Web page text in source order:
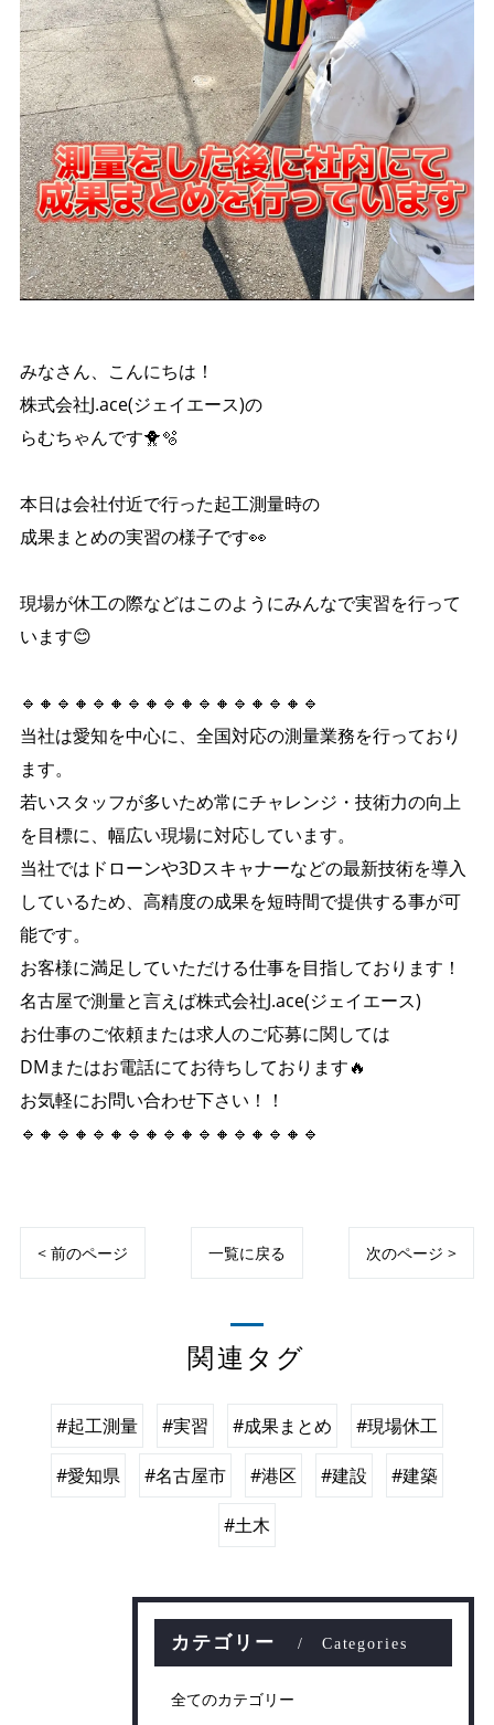
みなさん、こんにちは！
株式会社J.ace(ジェイエース)の
らむちゃんです🐥🫧
本日は会社付近で行った起工測量時の
成果まとめの実習の様子です👀
現場が休工の際などはこのようにみんなで実習を行って
います😊
🔹🔸🔹🔸🔹🔸🔹🔸🔹🔸🔹🔸🔹🔸🔹🔸🔹
当社は愛知を中心に、全国対応の測量業務を行っており
ます。
若いスタッフが多いため常にチャレンジ・技術力の向上
を目標に、幅広い現場に対応しています。
当社ではドローンや3Dスキャナーなどの最新技術を導入
しているため、高精度の成果を短時間で提供する事が可
能です。
お客様に満足していただける仕事を目指しております！
名古屋で測量と言えば株式会社J.ace(ジェイエース)
お仕事のご依頼または求人のご応募に関しては
DMまたはお電話にてお待ちしております🔥
お気軽にお問い合わせ下さい！！
🔹🔸🔹🔸🔹🔸🔹🔸🔹🔸🔹🔸🔹🔸🔹🔸🔹
< 前のページ 一覧に戻る 次のページ >
関連タグ
#起工測量 #実習 #成果まとめ #現場休工
#愛知県 #名古屋市 #港区 #建設 #建築
#土木
カテゴリー Categories
全てのカテゴリー